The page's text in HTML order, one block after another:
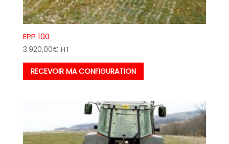
EPP 100
3.920,00€ HT
RECEVOIR MA CONFIGURATION